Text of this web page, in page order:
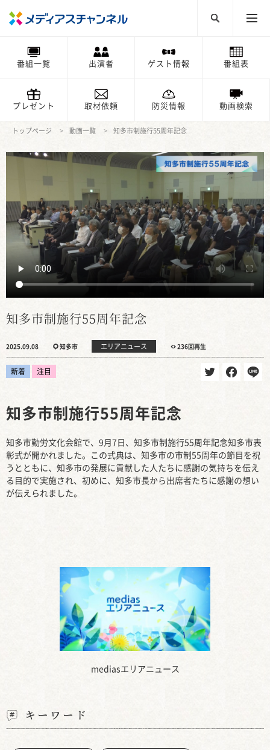
番組一覧 出演者 ゲスト情報 番組表
プレゼント 取材依頼 防災情報 動画検索
トップページ 動画一覧 知多市制施行55周年記念
知多市制施行55周年記念
2025.09.08 知多市 エリアニュース 236回再生
新着 注目
mediasエリアニュース
知多市制施行55周年記念
知多市勤労文化会館で、9月7日、知多市制施行55周年記念知多市表
彰式が開かれました。この式典は、知多市の市制55周年の節目を祝
うとともに、知多市の発展に貢献した人たちに感謝の気持ちを伝え
る目的で実施され、初めに、知多市長から出席者たちに感謝の想い
が伝えられました。
キーワード